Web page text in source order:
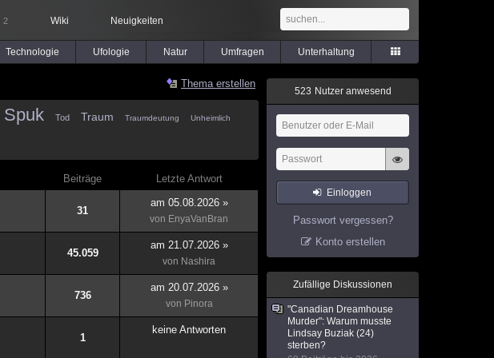
2 Wiki Neuigkeiten
Technologie Ufologie Natur Umfragen Unterhaltung
Thema erstellen
Spuk Tod Traum Traumdeutung Unheimlich
Beiträge
Letzte Antwort
31
am 05.08.2026 »
von EnyaVanBran
45.059
am 21.07.2026 »
von Nashira
736
am 20.07.2026 »
von Pinora
1
keine Antworten
523 Nutzer anwesend
Einloggen
Passwort vergessen?
Konto erstellen
Zufällige Diskussionen
"Canadian Dreamhouse
Murder": Warum musste
Lindsay Buziak (24)
sterben?